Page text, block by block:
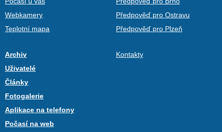
Webkamery
Teplotní mapa
Předpověď pro Ostravu
Předpověď pro Plzeň
Archiv
Uživatelé
Články
Fotogalerie
Aplikace na telefony
Počasí na web
Kontakty